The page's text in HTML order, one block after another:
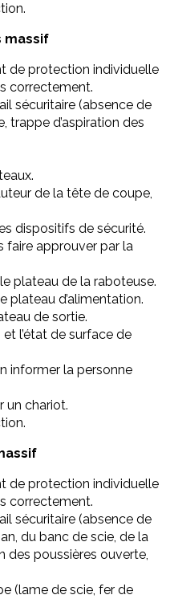
massif
de protection individuelle
correctement.
sécuritaire (absence de
trappe d’aspiration des
de la tête de coupe,
dispositifs de sécurité.
faire approuver par la
plateau de la raboteuse.
plateau d’alimentation.
de sortie.
l’état de surface de
informer la personne
un chariot.
de protection individuelle
correctement.
sécuritaire (absence de
du banc de scie, de la
des poussières ouverte,
(lame de scie, fer de